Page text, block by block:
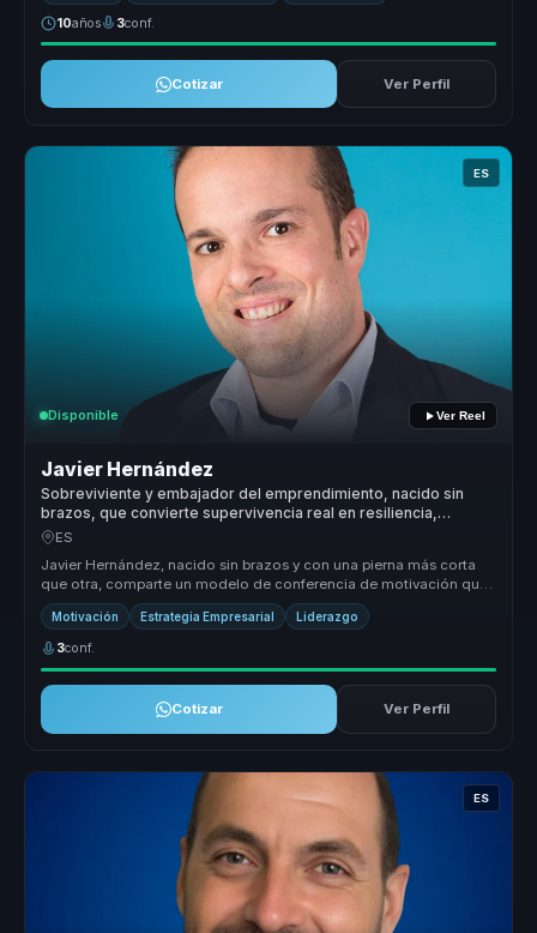
10años 3conf.
Cotizar Ver Perfil
ES
Disponible Ver Reel
Javier Hernández
Sobreviviente y embajador del emprendimiento, nacido sin
brazos, que convierte supervivencia real en resiliencia,
autoliderazgo y acción para equipos.
ES
Javier Hernández, nacido sin brazos y con una pierna más corta
que otra, comparte un modelo de conferencia de motivación que
conecta con ...
Motivación Estrategia Empresarial Liderazgo
3conf.
Cotizar Ver Perfil
ES